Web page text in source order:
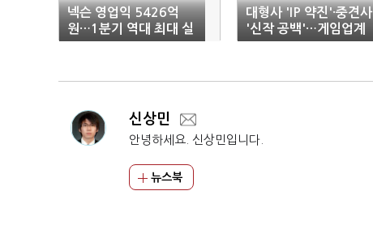
넥슨 영업익 5426억
원…1분기 역대 최대 실
적
대형사 'IP 약진'·중견사
'신작 공백'…게임업계
실적 '양극화'
신상민
안녕하세요. 신상민입니다.
뉴스북